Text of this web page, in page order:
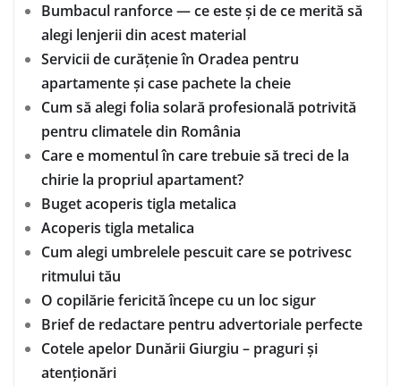
Bumbacul ranforce — ce este și de ce merită să
alegi lenjerii din acest material
Servicii de curățenie în Oradea pentru
apartamente și case pachete la cheie
Cum să alegi folia solară profesională potrivită
pentru climatele din România
Care e momentul în care trebuie să treci de la
chirie la propriul apartament?
Buget acoperis tigla metalica
Acoperis tigla metalica
Cum alegi umbrelele pescuit care se potrivesc
ritmului tău
O copilărie fericită începe cu un loc sigur
Brief de redactare pentru advertoriale perfecte
Cotele apelor Dunării Giurgiu – praguri și
atenționări